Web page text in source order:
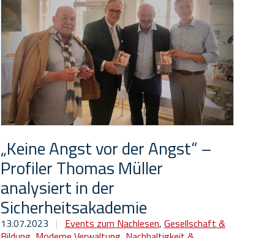
„Keine Angst vor der Angst“ –
Profiler Thomas Müller
analysiert in der
Sicherheitsakademie
13.07.2023 | Events zum Nachlesen, Gesellschaft &